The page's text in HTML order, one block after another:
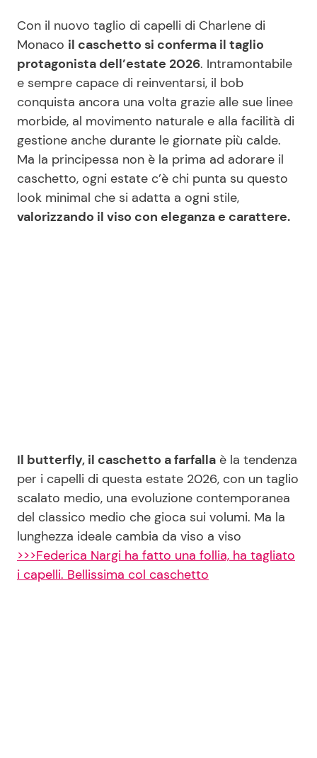
Mondo Mamma
News benessere
Salute
Viaggi e Turismo
Festività
Le Ricette in TV
Primi Piatti
Ricette Facili e Veloci
Ricette Feste
Ricette per Bambini
Contattaci
Pubblicità
Privacy Policy
Con il nuovo taglio di capelli di Charlene di
Monaco il caschetto si conferma il taglio
protagonista dell’estate 2026. Intramontabile
e sempre capace di reinventarsi, il bob
conquista ancora una volta grazie alle sue linee
morbide, al movimento naturale e alla facilità di
gestione anche durante le giornate più calde.
Ma la principessa non è la prima ad adorare il
caschetto, ogni estate c’è chi punta su questo
look minimal che si adatta a ogni stile,
valorizzando il viso con eleganza e carattere.
Il butterfly, il caschetto a farfalla è la tendenza
per i capelli di questa estate 2026, con un taglio
scalato medio, una evoluzione contemporanea
del classico medio che gioca sui volumi. Ma la
lunghezza ideale cambia da viso a viso
>>>Federica Nargi ha fatto una follia, ha tagliato
i capelli. Bellissima col caschetto